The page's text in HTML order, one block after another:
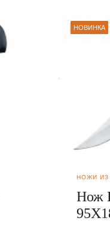
НОВИНКА
НОЖИ ИЗ
Нож